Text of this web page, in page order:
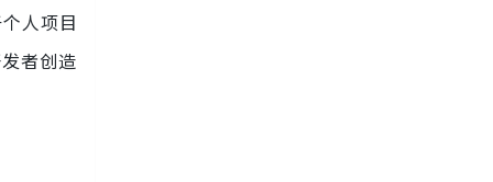
人项目
者创造